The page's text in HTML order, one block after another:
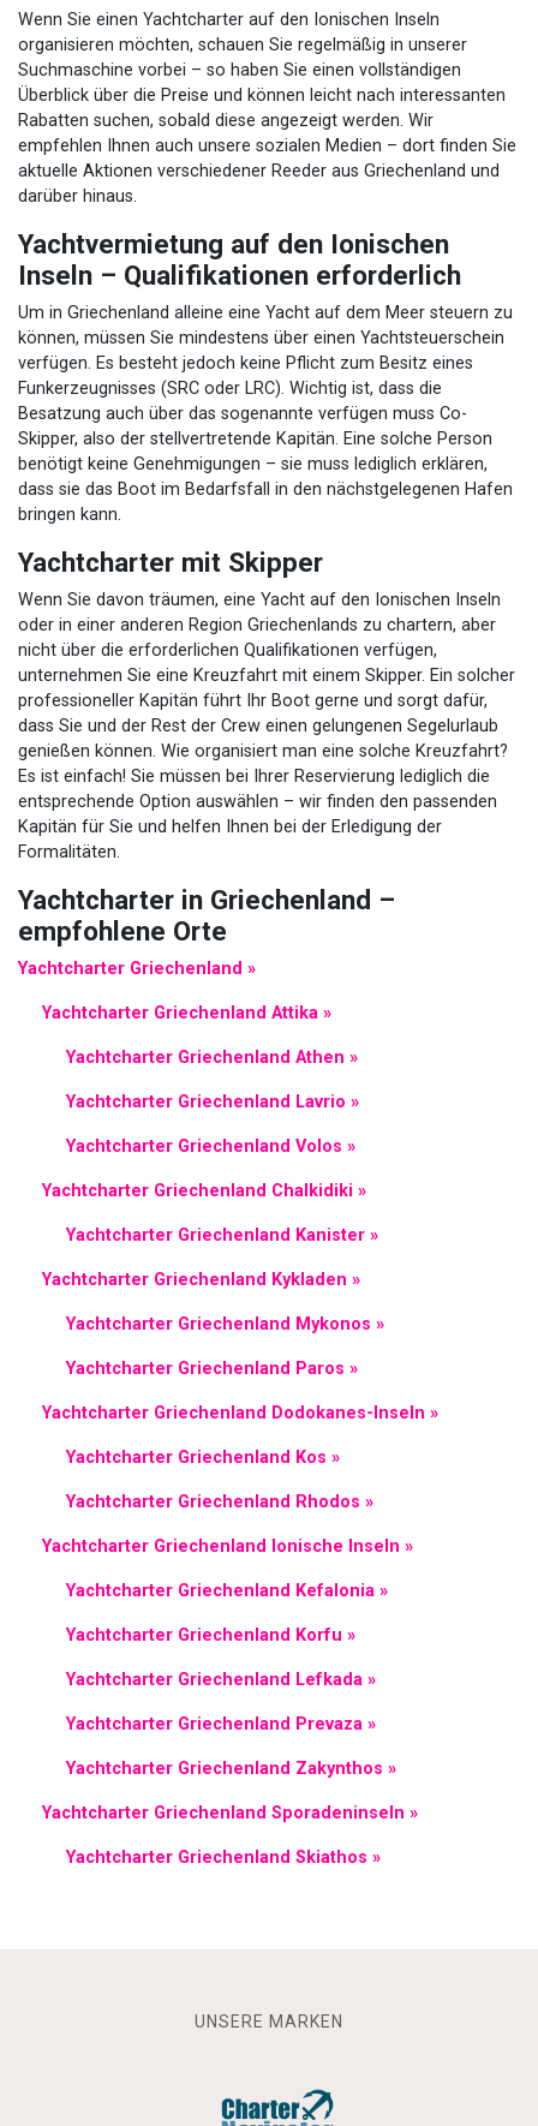
Wenn Sie einen Yachtcharter auf den Ionischen Inseln
organisieren möchten, schauen Sie regelmäßig in unserer
Suchmaschine vorbei – so haben Sie einen vollständigen
Überblick über die Preise und können leicht nach interessanten
Rabatten suchen, sobald diese angezeigt werden. Wir
empfehlen Ihnen auch unsere sozialen Medien – dort finden Sie
aktuelle Aktionen verschiedener Reeder aus Griechenland und
darüber hinaus.
Yachtvermietung auf den Ionischen
Inseln – Qualifikationen erforderlich
Um in Griechenland alleine eine Yacht auf dem Meer steuern zu
können, müssen Sie mindestens über einen Yachtsteuerschein
verfügen. Es besteht jedoch keine Pflicht zum Besitz eines
Funkerzeugnisses (SRC oder LRC). Wichtig ist, dass die
Besatzung auch über das sogenannte verfügen muss Co-
Skipper, also der stellvertretende Kapitän. Eine solche Person
benötigt keine Genehmigungen – sie muss lediglich erklären,
dass sie das Boot im Bedarfsfall in den nächstgelegenen Hafen
bringen kann.
Yachtcharter mit Skipper
Wenn Sie davon träumen, eine Yacht auf den Ionischen Inseln
oder in einer anderen Region Griechenlands zu chartern, aber
nicht über die erforderlichen Qualifikationen verfügen,
unternehmen Sie eine Kreuzfahrt mit einem Skipper. Ein solcher
professioneller Kapitän führt Ihr Boot gerne und sorgt dafür,
dass Sie und der Rest der Crew einen gelungenen Segelurlaub
genießen können. Wie organisiert man eine solche Kreuzfahrt?
Es ist einfach! Sie müssen bei Ihrer Reservierung lediglich die
entsprechende Option auswählen – wir finden den passenden
Kapitän für Sie und helfen Ihnen bei der Erledigung der
Formalitäten.
Yachtcharter in Griechenland –
empfohlene Orte
Yachtcharter Griechenland »
Yachtcharter Griechenland Attika »
Yachtcharter Griechenland Athen »
Yachtcharter Griechenland Lavrio »
Yachtcharter Griechenland Volos »
Yachtcharter Griechenland Chalkidiki »
Yachtcharter Griechenland Kanister »
Yachtcharter Griechenland Kykladen »
Yachtcharter Griechenland Mykonos »
Yachtcharter Griechenland Paros »
Yachtcharter Griechenland Dodokanes-Inseln »
Yachtcharter Griechenland Kos »
Yachtcharter Griechenland Rhodos »
Yachtcharter Griechenland Ionische Inseln »
Yachtcharter Griechenland Kefalonia »
Yachtcharter Griechenland Korfu »
Yachtcharter Griechenland Lefkada »
Yachtcharter Griechenland Prevaza »
Yachtcharter Griechenland Zakynthos »
Yachtcharter Griechenland Sporadeninseln »
Yachtcharter Griechenland Skiathos »
UNSERE MARKEN